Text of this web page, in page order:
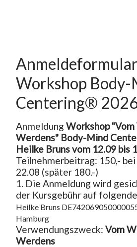
Anmeldeformular
Workshop Body-
Centering®
Anmeldung Workshop
Werdens" Body-Mind
Heilke Bruns vom 12.09 bis
Teilnehmerbeitrag: 150,-
22.08 (später 180.-)
1. Die Anmeldung wird
der Kursgebühr auf
Heilke Bruns
Hamburg
Verwendungszweck: Vom
Werdens